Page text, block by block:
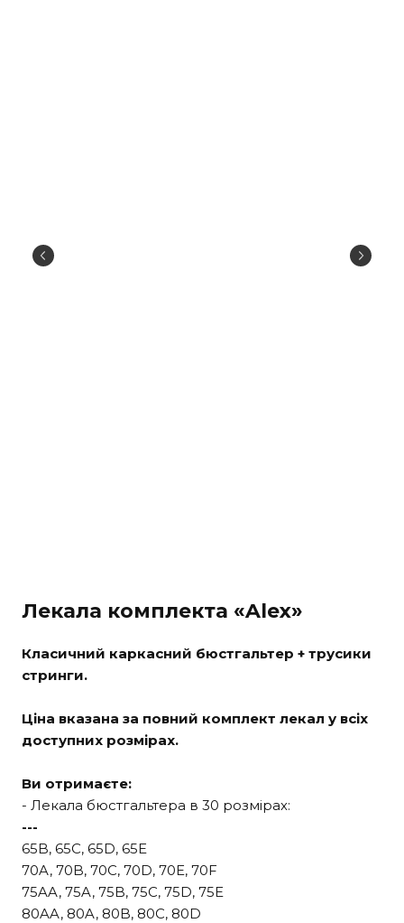
Лекала комплекта «Alex»
Класичний каркасний бюстгальтер + трусики
стринги.
Ціна вказана за повний комплект лекал у всіх
доступних розмірах.
Ви отримаєте:
- Лекала бюстгальтера в 30 розмірах:
---
65B, 65C, 65D, 65E
70A, 70B, 70C, 70D, 70E, 70F
75AA, 75A, 75B, 75C, 75D, 75E
80AA, 80A, 80B, 80C, 80D